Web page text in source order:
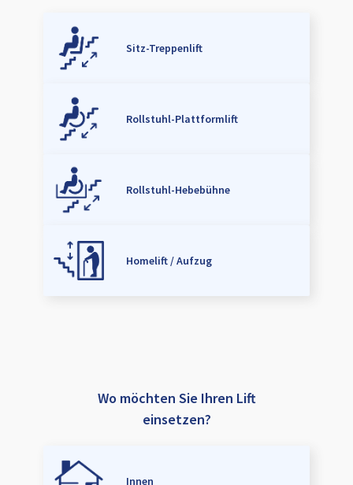
Sitz-Treppenlift
Rollstuhl-Plattformlift
Rollstuhl-Hebebühne
Homelift / Aufzug
Wo möchten Sie Ihren Lift
einsetzen?
Innen